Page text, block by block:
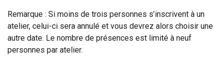
Remarque : Si moins de trois personnes s’inscrivent à un
atelier, celui-ci sera annulé et vous devrez alors choisir une
autre date. Le nombre de présences est limité à neuf
personnes par atelier.